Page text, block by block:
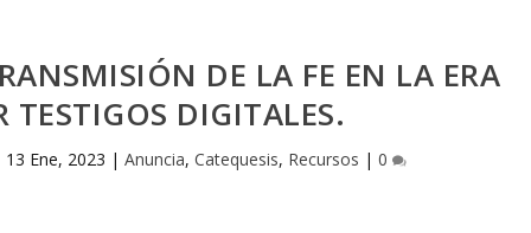
DE LA FE EN LA ERA
TESTIGOS DIGITALES.
13 Ene, 2023 | Anuncia, Catequesis, Recursos | 0